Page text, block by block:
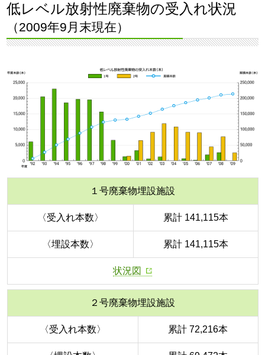
低レベル放射性廃棄物の受入れ状況
（2009年9月末現在）
１号廃棄物埋設施設
〈受入れ本数〉 累計 141,115本
〈埋設本数〉 累計 141,115本
状況図
２号廃棄物埋設施設
〈受入れ本数〉 累計 72,216本